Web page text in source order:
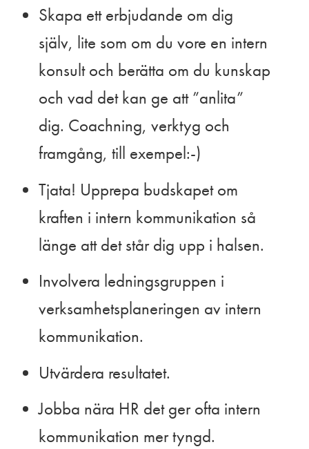
Skapa ett erbjudande om dig
själv, lite som om du vore en intern
konsult och berätta om du kunskap
och vad det kan ge att ”anlita”
dig. Coachning, verktyg och
framgång, till exempel:-)
Tjata! Upprepa budskapet om
kraften i intern kommunikation så
länge att det står dig upp i halsen.
Involvera ledningsgruppen i
verksamhetsplaneringen av intern
kommunikation.
Utvärdera resultatet.
Jobba nära HR det ger ofta intern
kommunikation mer tyngd.